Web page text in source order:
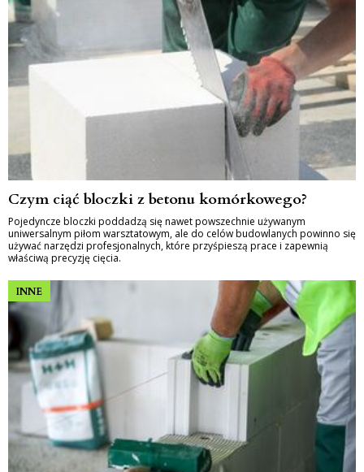
Czym ciąć bloczki z betonu komórkowego?
Pojedyncze bloczki poddadzą się nawet powszechnie używanym
uniwersalnym piłom warsztatowym, ale do celów budowlanych powinno się
używać narzędzi profesjonalnych, które przyśpieszą prace i zapewnią
właściwą precyzję cięcia.
INNE